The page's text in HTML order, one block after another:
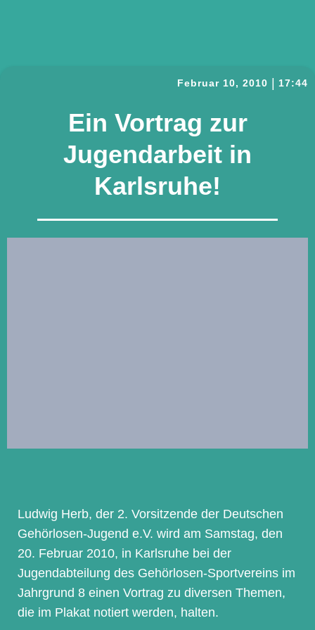
Februar 10, 2010 17:44
Ein Vortrag zur
Jugendarbeit in
Karlsruhe!
Ludwig Herb, der 2. Vorsitzende der Deutschen
Gehörlosen-Jugend e.V. wird am Samstag, den
20. Februar 2010, in Karlsruhe bei der
Jugendabteilung des Gehörlosen-Sportvereins im
Jahrgrund 8 einen Vortrag zu diversen Themen,
die im Plakat notiert werden, halten.